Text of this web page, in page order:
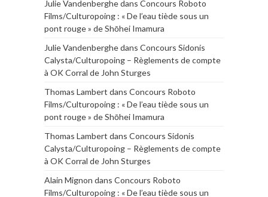
Julie Vandenberghedans Concours Roboto
Films/Culturopoing : « De l’eau tiède sous un
pont rouge » de Shōhei Imamura
Julie Vandenberghedans Concours Sidonis
Calysta/Culturopoing – Règlements de compte
à OK Corral de John Sturges
Thomas Lambert dans Concours Roboto
Films/Culturopoing : « De l’eau tiède sous un
pont rouge » de Shōhei Imamura
Thomas Lambert dans Concours Sidonis
Calysta/Culturopoing – Règlements de compte
à OK Corral de John Sturges
Alain Mignon dans Concours Roboto
Films/Culturopoing : « De l’eau tiède sous un